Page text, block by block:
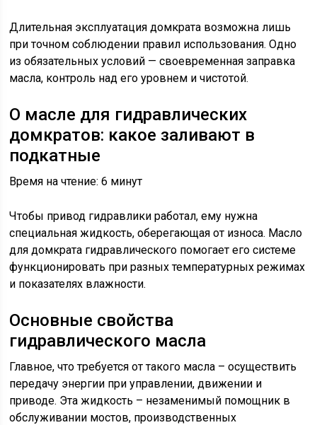
Длительная эксплуатация домкрата возможна лишь
при точном соблюдении правил использования. Одно
из обязательных условий — своевременная заправка
масла, контроль над его уровнем и чистотой.
О масле для гидравлических
домкратов: какое заливают в
подкатные
Время на чтение: 6 минут
Чтобы привод гидравлики работал, ему нужна
специальная жидкость, оберегающая от износа. Масло
для домкрата гидравлического помогает его системе
функционировать при разных температурных режимах
и показателях влажности.
Основные свойства
гидравлического масла
Главное, что требуется от такого масла – осуществить
передачу энергии при управлении, движении и
приводе. Эта жидкость – незаменимый помощник в
обслуживании мостов, производственных